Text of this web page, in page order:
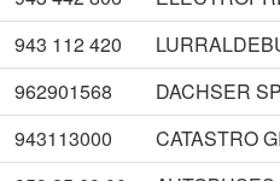
943 112 420
962901568
DACHSER
943113000
CATASTRO